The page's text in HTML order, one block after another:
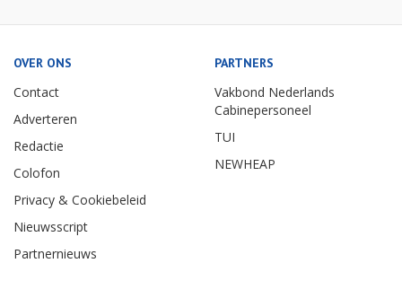
OVER ONS
Contact
Adverteren
Redactie
Colofon
Privacy & Cookiebeleid
Nieuwsscript
Partnernieuws
PARTNERS
Vakbond Nederlands
Cabinepersoneel
TUI
NEWHEAP